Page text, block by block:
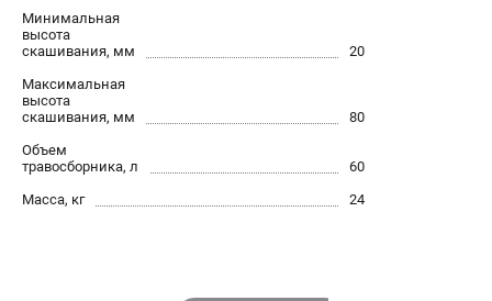
Культиваторы
Кусторезы
Газонокосилки-роботы
Триммеры
Снегоуборщики
ЭЛЕКТРОИНСТРУМЕНТ
Минимальная
высота
скашивания, мм
20
Максимальная
высота
скашивания, мм
80
Объем
травосборника, л
60
Масса, кг
24